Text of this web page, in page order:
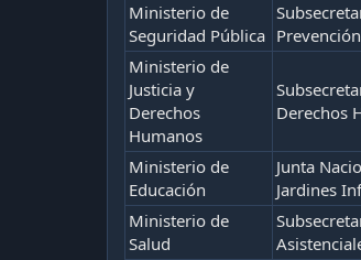
Ministerio de
Seguridad Pública
Ministerio de
Justicia y
Derechos
Humanos
Derechos
Ministerio de
Educación
Junta
Jardines
Ministerio de
Salud